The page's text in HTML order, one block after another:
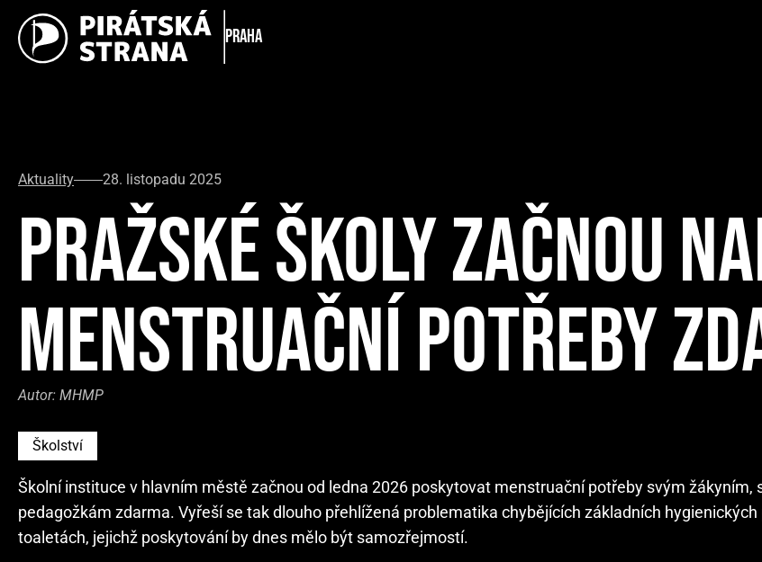
Praha
Aktuality 28. listopadu 2025
PRAŽSKÉ ŠKOLY ZAČNOU
MENSTRUAČNÍ POTŘEBY
Autor: MHMP
Školství
Školní instituce v hlavním městě začnou od ledna 2026 poskytovat menstruační potřeby svým žákyním,
pedagožkám zdarma. Vyřeší se tak dlouho přehlížená problematika chybějících základních
toaletách, jejichž poskytování by dnes mělo být samozřejmostí.